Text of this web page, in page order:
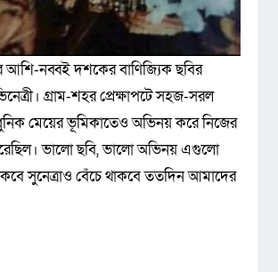
আশি-নব্বই দশকের বাণিজ্যিক ছবির
গ্রাম-শহর প্রেক্ষাপটে সহজ-সরল
মেয়ের ভূমিকাতেও অভিনয় করে নিজের
ভালো ছবি, ভালো অভিনয় এগুলো
সুনেত্রাও বেঁচে থাকবে ততদিন আমাদের